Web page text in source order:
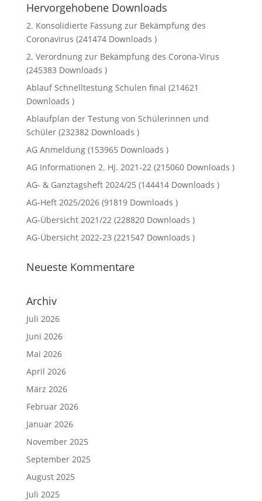
Hervorgehobene Downloads
2. Konsolidierte Fassung zur Bekämpfung des
Coronavirus (241474 Downloads )
2. Verordnung zur Bekämpfung des Corona-Virus
(245383 Downloads )
Ablauf Schnelltestung Schulen final (214621
Downloads )
Ablaufplan der Testung von Schülerinnen und
Schüler (232382 Downloads )
AG Anmeldung (153965 Downloads )
AG Informationen 2. Hj. 2021-22 (215060 Downloads )
AG- & Ganztagsheft 2024/25 (144414 Downloads )
AG-Heft 2025/2026 (91819 Downloads )
AG-Übersicht 2021/22 (228820 Downloads )
AG-Übersicht 2022-23 (221547 Downloads )
Neueste Kommentare
Archiv
Juli 2026
Juni 2026
Mai 2026
April 2026
März 2026
Februar 2026
Januar 2026
November 2025
September 2025
August 2025
Juli 2025